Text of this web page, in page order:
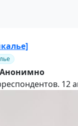
Анонимно
12